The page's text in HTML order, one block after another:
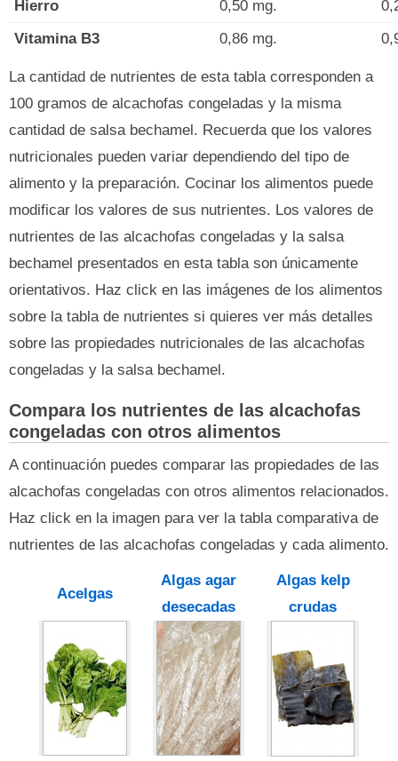
Hierro
0,50 mg.
Vitamina B3
0,86 mg.
La cantidad de nutrientes de esta tabla corresponden a
100 gramos de alcachofas congeladas y la misma
cantidad de salsa bechamel. Recuerda que los valores
nutricionales pueden variar dependiendo del tipo de
alimento y la preparación. Cocinar los alimentos puede
modificar los valores de sus nutrientes. Los valores de
nutrientes de las alcachofas congeladas y la salsa
bechamel presentados en esta tabla son únicamente
orientativos. Haz click en las imágenes de los alimentos
sobre la tabla de nutrientes si quieres ver más detalles
sobre las propiedades nutricionales de las alcachofas
congeladas y la salsa bechamel.
Compara los nutrientes de las alcachofas
congeladas con otros alimentos
A continuación puedes comparar las propiedades de las
alcachofas congeladas con otros alimentos relacionados.
Haz click en la imagen para ver la tabla comparativa de
nutrientes de las alcachofas congeladas y cada alimento.
Acelgas
Algas agar
desecadas
Algas kelp
crudas